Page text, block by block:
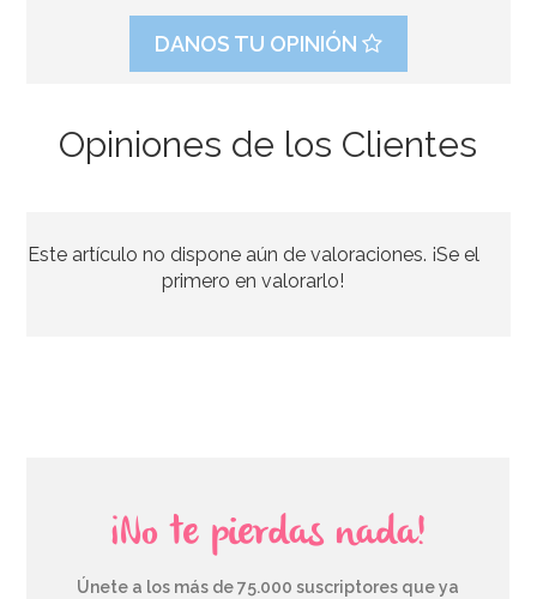
8,95€
DANOS TU OPINIÓN
Opiniones de los Clientes
Este artículo no dispone aún de valoraciones. ¡Se el
primero en valorarlo!
¡No te pierdas nada!
Únete a los más de 75.000 suscriptores que ya